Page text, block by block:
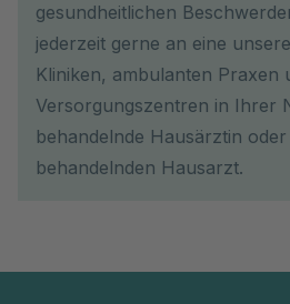
gesundheitlichen
jederzeit gerne an eine
Kliniken, ambulanten Praxen
Versorgungszentren in Ihrer
behandelnde Hausärztin
behandelnden Hausarzt.